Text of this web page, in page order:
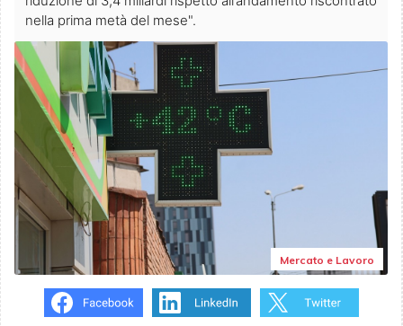
nella prima metà del mese".
Mercato e Lavoro